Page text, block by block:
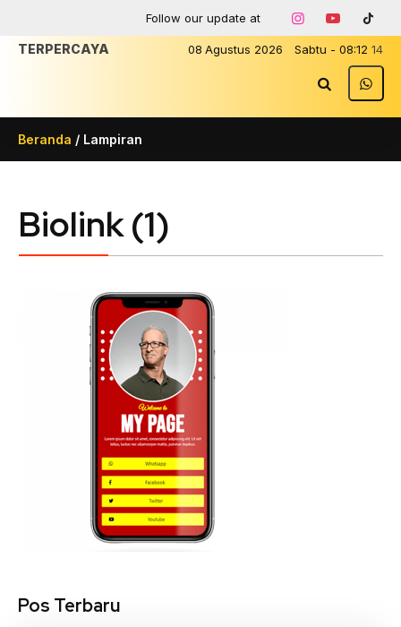
Follow our update at
08 Agustus 2026 Sabtu - 08:12 14
TERPERCAYA
Beranda / Lampiran
Biolink (1)
Pos Terbaru